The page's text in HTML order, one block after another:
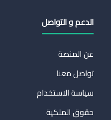
الدعم و التواصل
عن المنصة
تواصل معنا
سياسة الاستخدام
حقوق الملكية